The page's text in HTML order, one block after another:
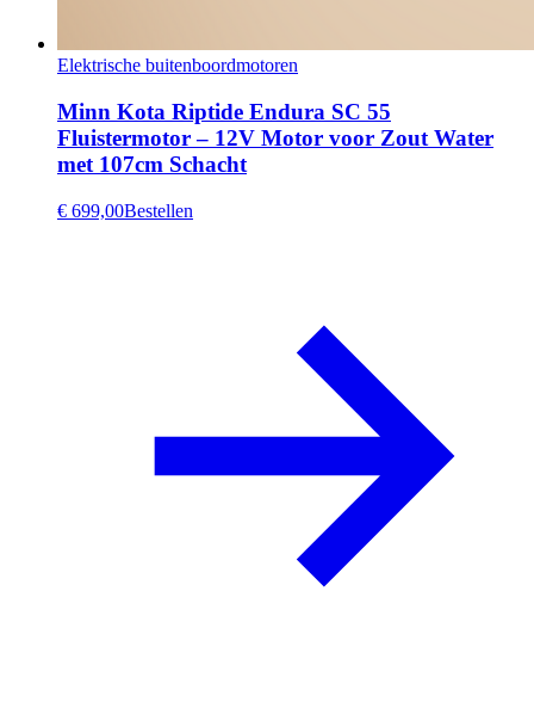
Elektrische buitenboordmotoren
Minn Kota Riptide Endura SC 55
Fluistermotor – 12V Motor voor Zout Water
met 107cm Schacht
€ 699,00Bestellen